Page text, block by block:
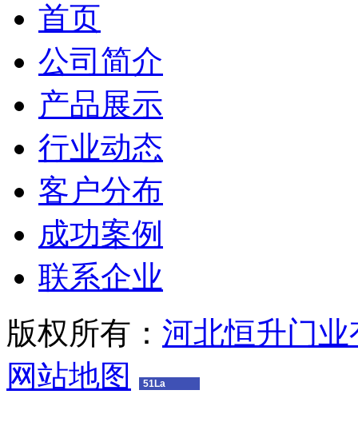
首页
公司简介
产品展示
行业动态
客户分布
成功案例
联系企业
版权所有： 河北恒升门
网站地图
51La